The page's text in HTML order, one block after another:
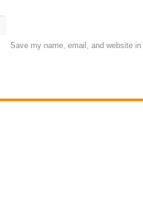
Save my name, email, and website